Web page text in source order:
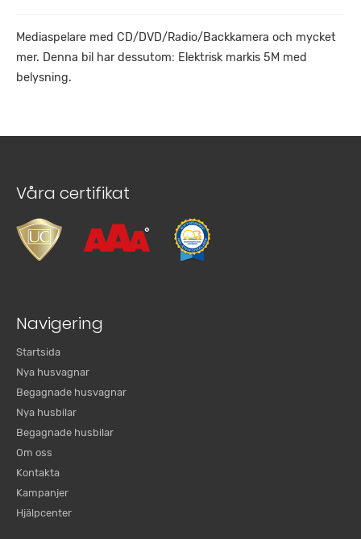
Mediaspelare med CD/DVD/Radio/Backkamera och mycket
mer. Denna bil har dessutom: Elektrisk markis 5M med
belysning.
Våra certifikat
Navigering
Startsida
Nya husvagnar
Begagnade husvagnar
Nya husbilar
Begagnade husbilar
Om oss
Kontakta
Kampanjer
Hjälpcenter